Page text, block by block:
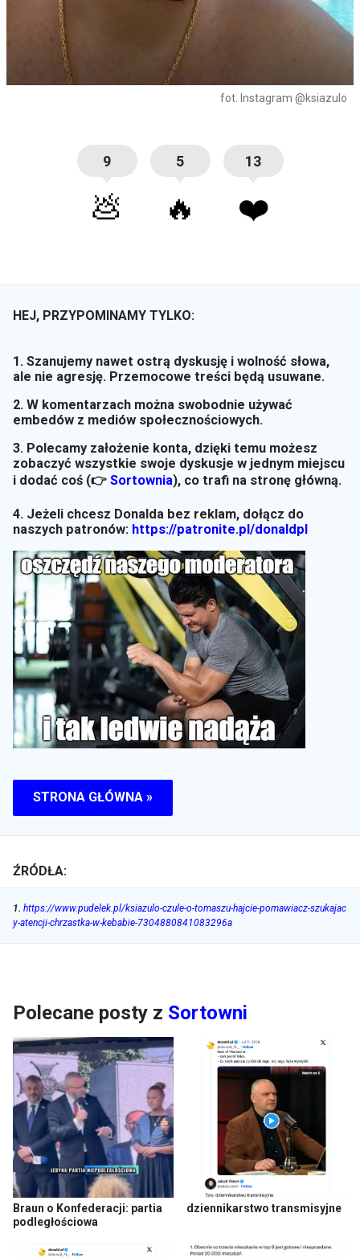
fot. Instagram @ksiazulo
9
💩
5
🔥
13
❤️
HEJ, PRZYPOMINAMY TYLKO:
1. Szanujemy nawet ostrą dyskusję i wolność słowa,
ale nie agresję. Przemocowe treści będą usuwane.
2. W komentarzach można swobodnie używać
embedów z mediów społecznościowych.
3. Polecamy założenie konta, dzięki temu możesz
zobaczyć wszystkie swoje dyskusje w jednym miejscu
i dodać coś (👉 Sortownia), co trafi na stronę główną.
4. Jeżeli chcesz Donalda bez reklam, dołącz do
naszych patronów: https://patronite.pl/donaldpl
STRONA GŁÓWNA »
ŹRÓDŁA:
1. https://www.pudelek.pl/ksiazulo-czule-o-tomaszu-hajcie-pomawiacz-szukajac
y-atencji-chrzastka-w-kebabie-7304880841083296a
Polecane posty z Sortowni
Braun o Konfederacji: partia
podległościowa
dziennikarstwo transmisyjne